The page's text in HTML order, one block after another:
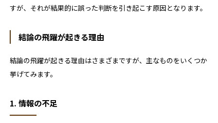
すが、それが結果的に誤った判断を引き起こす原因となります。
結論の飛躍が起きる理由
結論の飛躍が起きる理由はさまざまですが、主なものをいくつか
挙げてみます。
1. 情報の不足